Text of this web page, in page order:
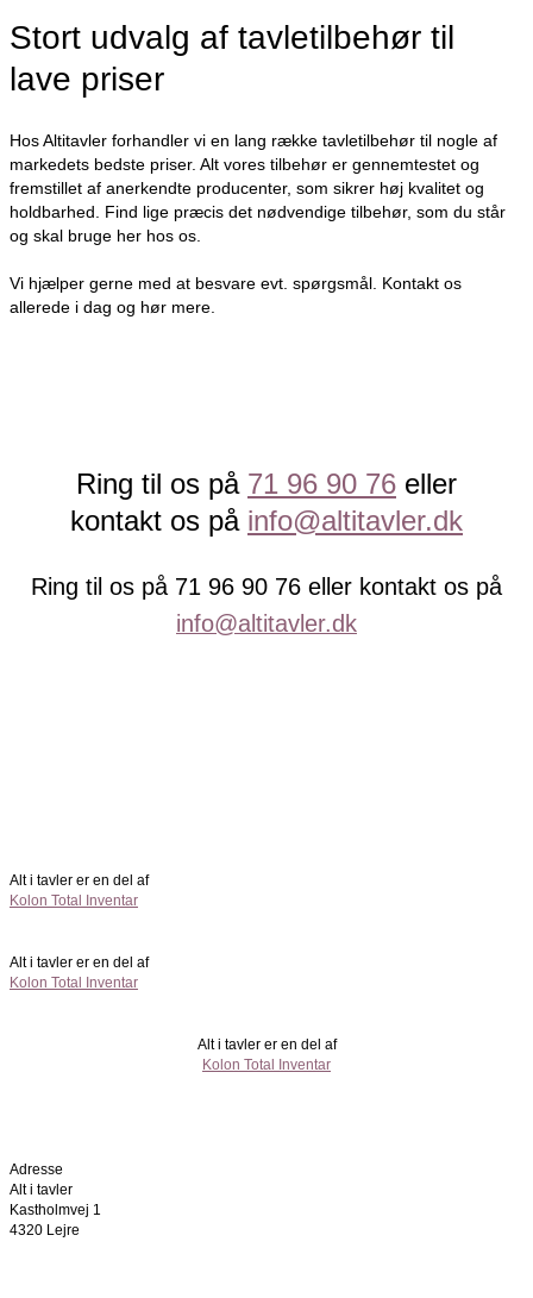
Stort udvalg af tavletilbehør til
lave priser
Hos Altitavler forhandler vi en lang række tavletilbehør til nogle af
markedets bedste priser. Alt vores tilbehør er gennemtestet og
fremstillet af anerkendte producenter, som sikrer høj kvalitet og
holdbarhed. Find lige præcis det nødvendige tilbehør, som du står
og skal bruge her hos os.
Vi hjælper gerne med at besvare evt. spørgsmål. Kontakt os
allerede i dag og hør mere.
Ring til os på 71 96 90 76 eller
kontakt os på info@altitavler.dk
Ring til os på 71 96 90 76 eller kontakt os på
info@altitavler.dk
Alt i tavler er en del af
Kolon Total Inventar
Alt i tavler er en del af
Kolon Total Inventar
Alt i tavler er en del af
Kolon Total Inventar
Adresse
Alt i tavler
Kastholmvej 1
4320 Lejre